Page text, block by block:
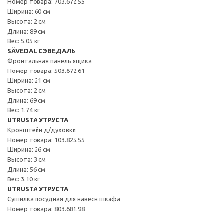
Ширина: 60 см
Высота: 2 см
Длина: 89 см
Вес: 5.05 кг
SÄVEDAL СЭВЕДАЛЬ
Фронтальная панель ящика
Номер товара: 503.672.61
Ширина: 21 см
Высота: 2 см
Длина: 69 см
Вес: 1.74 кг
UTRUSTA УТРУСТА
Кронштейн д/духовки
Номер товара: 103.825.55
Ширина: 26 см
Высота: 3 см
Длина: 56 см
Вес: 3.10 кг
UTRUSTA УТРУСТА
Сушилка посудная для навесн шкафа
Номер товара: 803.681.98